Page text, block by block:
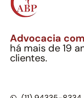
Advocacia
há mais de 19
clientes.